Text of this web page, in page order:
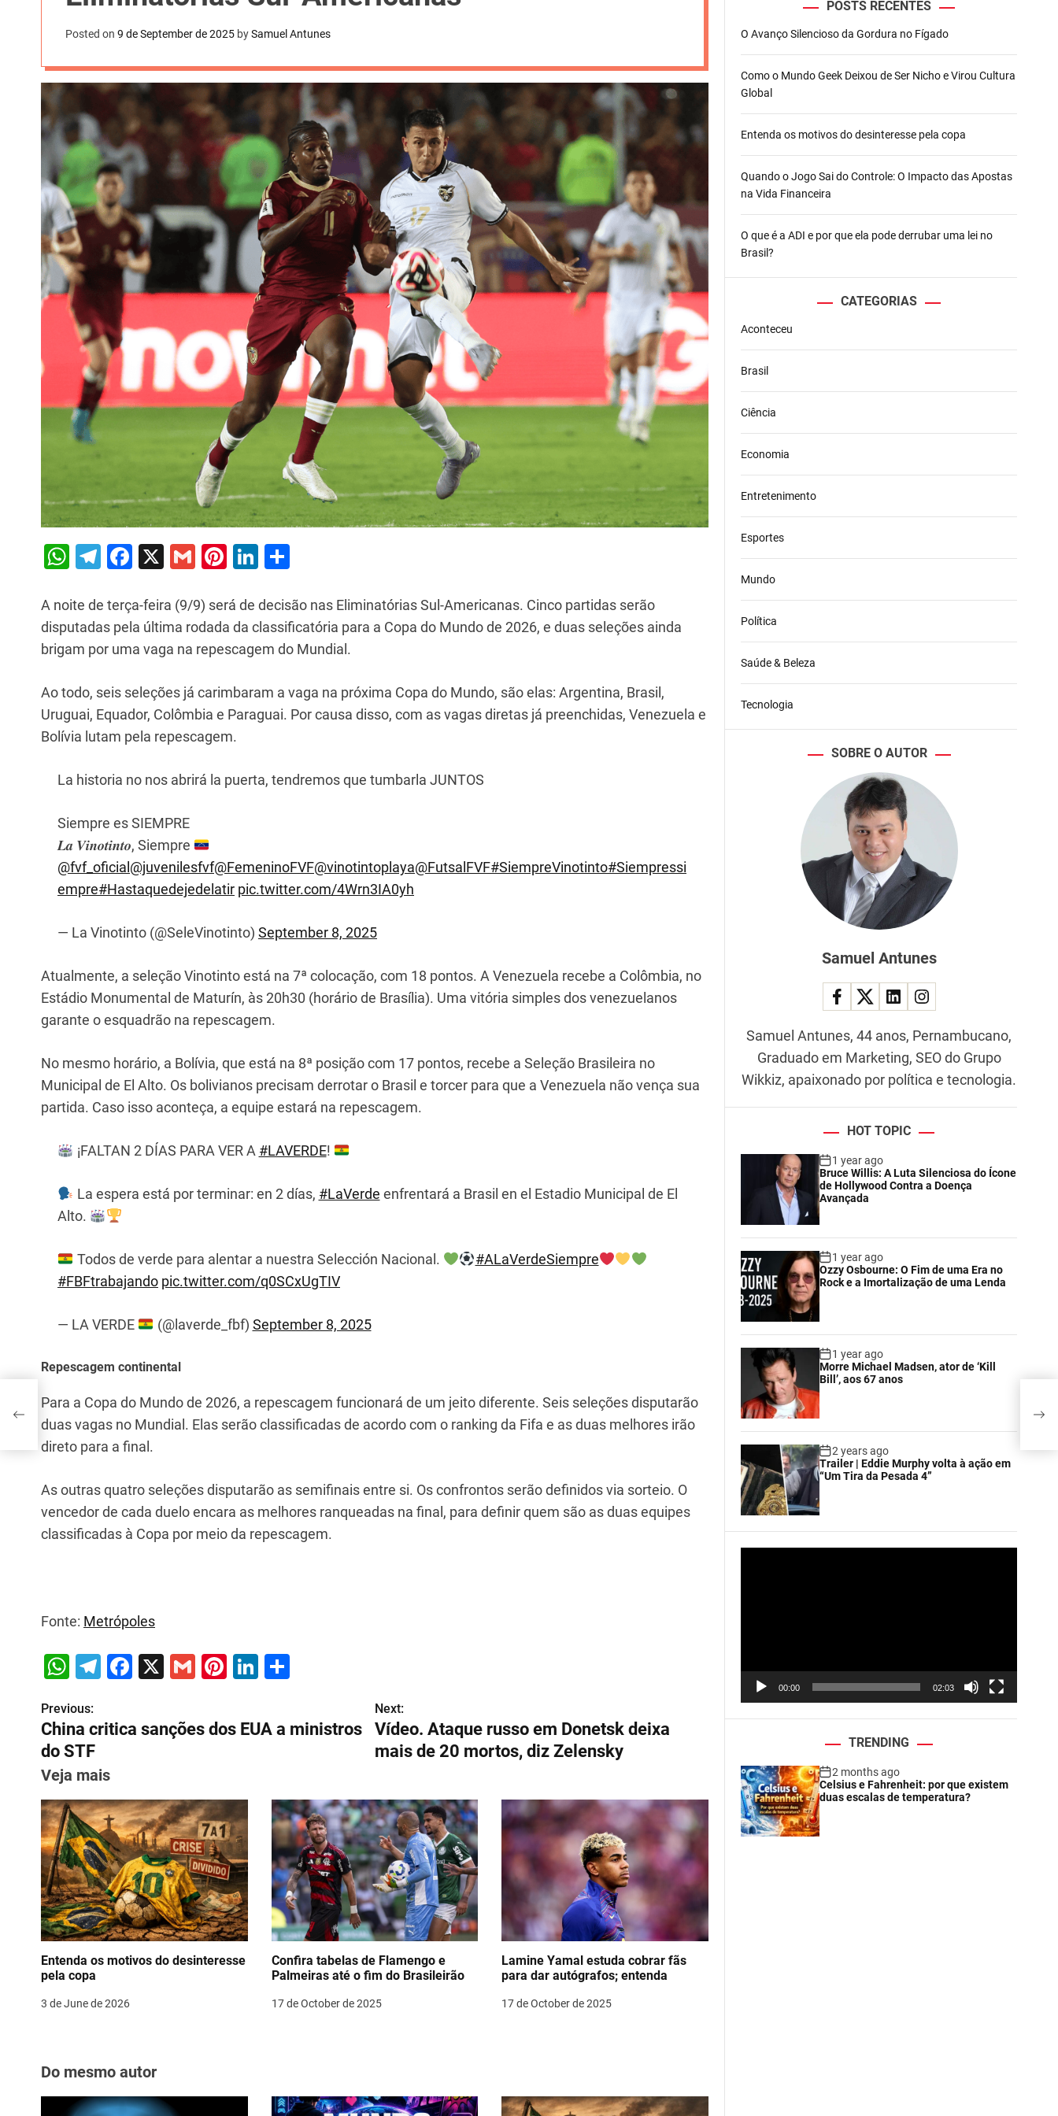
o
e
Posted on 9 de September de 2025 bySamuel Antunes
W
at
s
A
p
p
T
e
gr
a
m
F
c
e
b
o
o
k
X
G
ai
l
Pi
er
e
st
Li
k
e
dI
n
ar
e
A noite de terça-feira (9/9) será de decisão nas Eliminatórias Sul-Americanas. Cinco partidas serão
disputadas pela última rodada da classificatória para a Copa do Mundo de 2026, e duas seleções ainda
brigam por uma vaga na repescagem do Mundial.
Ao todo, seis seleções já carimbaram a vaga na próxima Copa do Mundo, são elas: Argentina, Brasil,
Uruguai, Equador, Colômbia e Paraguai. Por causa disso, com as vagas diretas já preenchidas, Venezuela e
Bolívia lutam pela repescagem.
La historia no nos abrirá la puerta, tendremos que tumbarla JUNTOS
Siempre es SIEMPRE
𝑳𝒂 𝑽𝒊𝒏𝒐𝒕𝒊𝒏𝒕𝒐, Siempre
@fvf_oficial @juvenilesfvf@FemeninoFVF@vinotintoplaya@FutsalFVF#SiempreVinotinto#Siempressi
empre#Hastaquedejedelatir pic.twitter.com/4Wrn3IA0yh
— La Vinotinto (@SeleVinotinto) September 8, 2025
Atualmente, a seleção Vinotinto está na 7ª colocação, com 18 pontos. A Venezuela recebe a Colômbia, no
Estádio Monumental de Maturín, às 20h30 (horário de Brasília). Uma vitória simples dos venezuelanos
garante o esquadrão na repescagem.
No mesmo horário, a Bolívia, que está na 8ª posição com 17 pontos, recebe a Seleção Brasileira no
Municipal de El Alto. Os bolivianos precisam derrotar o Brasil e torcer para que a Venezuela não vença sua
partida. Caso isso aconteça, a equipe estará na repescagem.
¡FALTAN 2 DÍAS PARA VER A #LAVERDE!
La espera está por terminar: en 2 días, #LaVerde enfrentará a Brasil en el Estadio Municipal de El
Alto.
Todos de verde para alentar a nuestra Selección Nacional.
#ALaVerdeSiempre
#FBFtrabajando pic.twitter.com/q0SCxUgTIV
— LA VERDE (@laverde_fbf) September 8, 2025
Repescagem continental
Para a Copa do Mundo de 2026, a repescagem funcionará de um jeito diferente. Seis seleções disputarão
duas vagas no Mundial. Elas serão classificadas de acordo com o ranking da Fifa e as duas melhores irão
direto para a final.
As outras quatro seleções disputarão as semifinais entre si. Os confrontos serão definidos via sorteio. O
vencedor de cada duelo encara as melhores ranqueadas na final, para definir quem são as duas equipes
classificadas à Copa por meio da repescagem.
Fonte: Metrópoles
W
at
s
A
p
p
T
e
gr
a
m
F
e
o
o
k
X
G
l
Pi
er
e
Li
k
e
n
ar
e
P
o
s
t
n
a
v
i
g
a
t
o
n
Previous:
China critica sanções dos EUA a ministros
do STF
Next:
Vídeo. Ataque russo em Donetsk deixa
mais de 20 mortos, diz Zelensky
Veja mais
Entenda os motivos do desinteresse
pela copa
3 de June de 2026
Confira tabelas de Flamengo e
Palmeiras até o fim do Brasileirão
17 de October de 2025
Lamine Yamal estuda cobrar fãs
para dar autógrafos; entenda
17 de October de 2025
Do mesmo autor
POSTS RECENTES
O Avanço Silencioso da Gordura no Fígado
Como o Mundo Geek Deixou de Ser Nicho e Virou Cultura
Global
Entenda os motivos do desinteresse pela copa
Quando o Jogo Sai do Controle: O Impacto das Apostas
na Vida Financeira
O que é a ADI e por que ela pode derrubar uma lei no
Brasil?
CATEGORIAS
Aconteceu
Brasil
Ciência
Economia
Entretenimento
Esportes
Mundo
Política
Saúde & Beleza
Tecnologia
SOBRE O AUTOR
Samuel Antunes
Samuel Antunes, 44 anos, Pernambucano,
Graduado em Marketing, SEO do Grupo
Wikkiz, apaixonado por política e tecnologia.
HOT TOPIC
1 year ago
Bruce Willis: A Luta Silenciosa do Ícone
de Hollywood Contra a Doença
Avançada
1 year ago
Ozzy Osbourne: O Fim de uma Era no
Rock e a Imortalização de uma Lenda
1 year ago
Morre Michael Madsen, ator de ‘Kill
Bill’, aos 67 anos
2 years ago
Trailer | Eddie Murphy volta à ação em
“Um Tira da Pesada 4”
00:00 02:03
TRENDING
2 months ago
Celsius e Fahrenheit: por que existem
duas escalas de temperatura?